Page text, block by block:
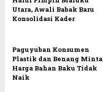
Utara, Awali Babak Baru
Konsolidasi Kader
Paguyuban Konsumen
Plastik dan Benang Minta
Harga Bahan Baku Tidak
Naik